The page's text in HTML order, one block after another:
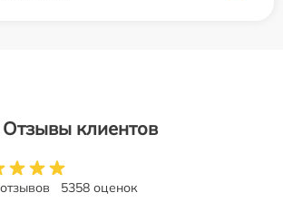
Отзывы клиентов
5358 оценок